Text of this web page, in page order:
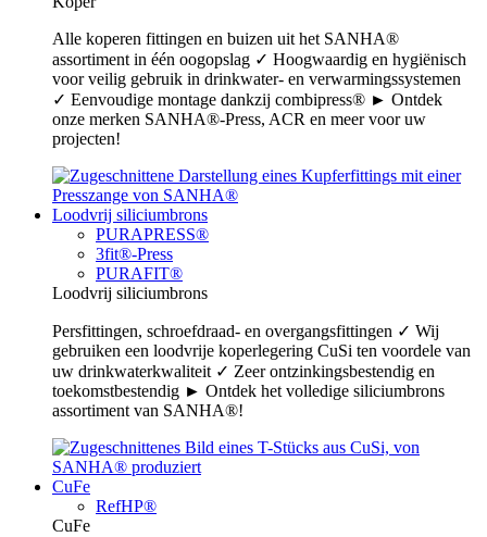
Alle koperen fittingen en buizen uit het SANHA®
assortiment in één oogopslag ✓ Hoogwaardig en hygiënisch
voor veilig gebruik in drinkwater- en verwarmingssystemen
✓ Eenvoudige montage dankzij combipress® ► Ontdek
onze merken SANHA®-Press, ACR en meer voor uw
projecten!
Loodvrij siliciumbrons
PURAPRESS®
3fit®-Press
PURAFIT®
Loodvrij siliciumbrons
Persfittingen, schroefdraad- en overgangsfittingen ✓ Wij
gebruiken een loodvrije koperlegering CuSi ten voordele van
uw drinkwaterkwaliteit ✓ Zeer ontzinkingsbestendig en
toekomstbestendig ► Ontdek het volledige siliciumbrons
assortiment van SANHA®!
CuFe
RefHP®
CuFe